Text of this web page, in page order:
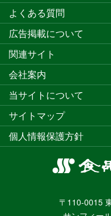
〒110-0015
よくある質問
広告掲載について
関連サイト
会社案内
当サイトについて
サイトマップ
個人情報保護方針